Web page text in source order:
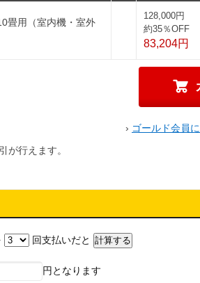
用（室内機・室外
128,000円
約35％OFF
83,204円
› ゴールド会員
が行えます。
回支払いだと
円となります